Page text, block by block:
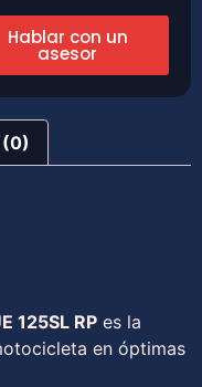
Hablar con un
asesor
125SL RP es la
en óptimas